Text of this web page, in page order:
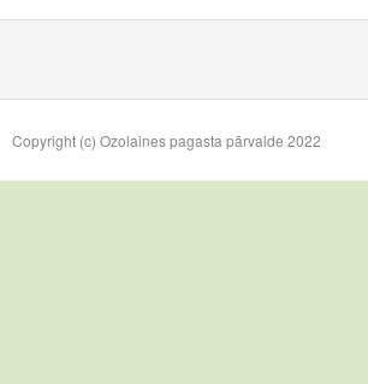
Copyright (c) Ozolaines pagasta pārvalde 2022